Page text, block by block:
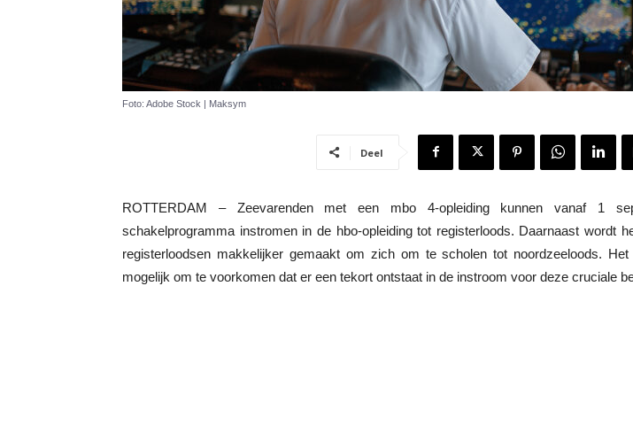
Foto: Adobe Stock | Maksym
Deel
ROTTERDAM – Zeevarenden met een mbo 4-opleiding kunnen vanaf 1
schakelprogramma instromen in de hbo-opleiding tot registerloods. Daarnaast wordt
registerloodsen makkelijker gemaakt om zich om te scholen tot noordzeeloods.
mogelijk om te voorkomen dat er een tekort ontstaat in de instroom voor deze cruciale